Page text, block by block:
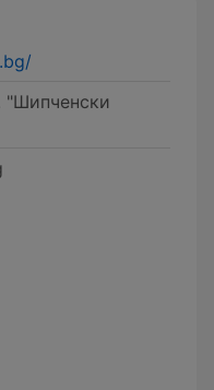
"Шипченски